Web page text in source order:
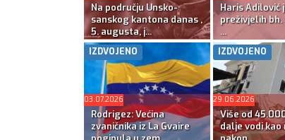
Na području Unsko-
sanskog kantona danas ,
5. augusta, j...
Haris Adilović
preživjelih
...
IZDVOJENO
03.07.2026
Rodrigez: Većina
zvaničnika iz La Gvaire
IZDVOJENO
29.06.2026
Više od
dalje vodi